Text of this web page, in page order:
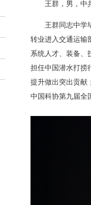
王群，男，中
王群同志中学
转业进入交通运输
系统人才、装备、
担任中国潜水打捞
提升做出突出贡献
中国科协第九届全